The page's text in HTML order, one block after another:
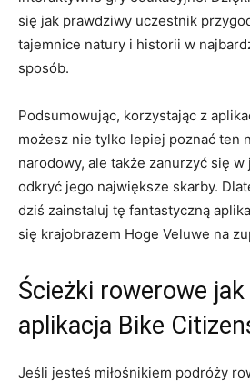
⁤się jak ‍prawdziwy uczestnik
tajemnice natury i‌ historii w
sposób.
Podsumowując,⁢ korzystając z
możesz nie tylko lepiej poznać​ ten
narodowy, ale także zanurzyć się
‍odkryć ⁢jego największe skarby.
dziś zainstaluj tę fantastyczną
się krajobrazem ‌Hoge ‌Veluwe‍ na
Ścieżki rowerowe
aplikacja⁢ Bike
Jeśli jesteś miłośnikiem podróży